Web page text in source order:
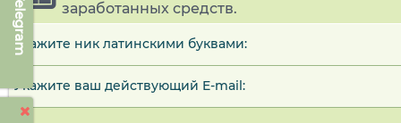
Telegram
заработанных средств.
Укажите ник латинскими буквами:
Укажите ваш действующий E-mail: